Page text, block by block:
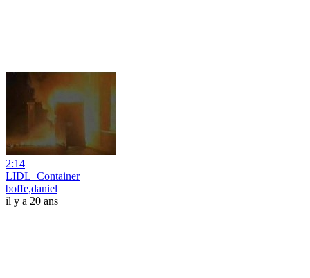
2:14
LIDL_Container
boffe,daniel
il y a 20 ans